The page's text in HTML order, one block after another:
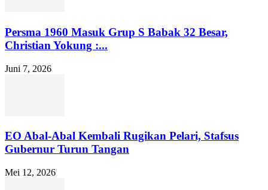
Persma 1960 Masuk Grup S Babak 32 Besar,
Christian Yokung :...
Juni 7, 2026
EO Abal-Abal Kembali Rugikan Pelari, Stafsus
Gubernur Turun Tangan
Mei 12, 2026